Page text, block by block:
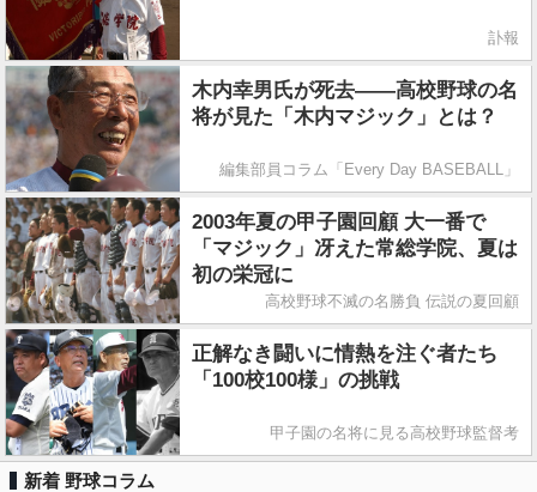
訃報
木内幸男氏が死去――高校野球の名
将が見た「木内マジック」とは？
編集部員コラム「Every Day BASEBALL」
2003年夏の甲子園回顧 大一番で
「マジック」冴えた常総学院、夏は
初の栄冠に
高校野球不滅の名勝負 伝説の夏回顧
正解なき闘いに情熱を注ぐ者たち
「100校100様」の挑戦
甲子園の名将に見る高校野球監督考
新着 野球コラム